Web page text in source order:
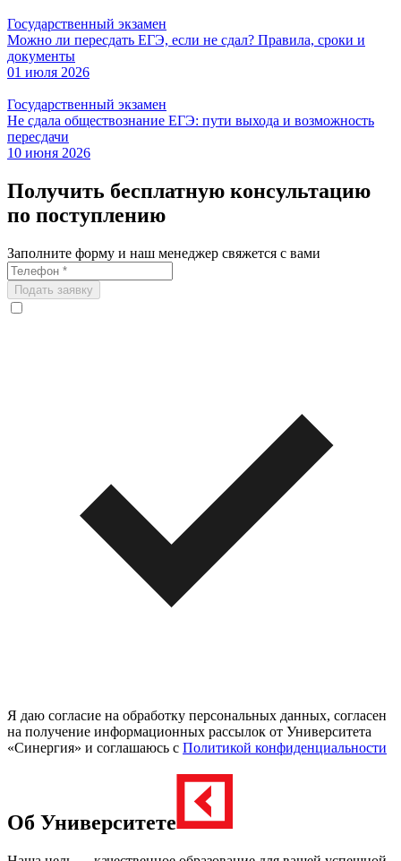
Государственный экзамен
Можно ли пересдать ЕГЭ, если не сдал? Правила, сроки и
документы
01 июля 2026
Государственный экзамен
Не сдала обществознание ЕГЭ: пути выхода и возможность
пересдачи
10 июня 2026
Получить бесплатную консультацию
по поступлению
Заполните форму и наш менеджер свяжется с вами
Подать заявку
Я даю согласие на обработку персональных данных, согласен
на получение информационных рассылок от Университета
«Синергия» и соглашаюсь c Политикой конфиденциальности
Об Университете